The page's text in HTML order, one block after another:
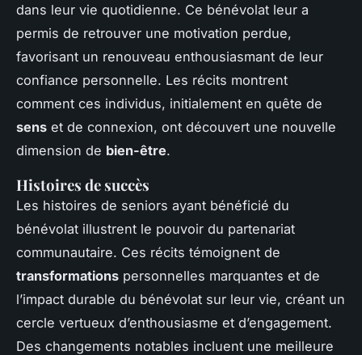
dans leur vie quotidienne. Ce bénévolat leur a
permis de retrouver une motivation perdue,
favorisant un renouveau enthousiasmant de leur
confiance personnelle. Les récits montrent
comment ces individus, initialement en quête de
sens et de connexion, ont découvert une nouvelle
dimension de bien-être.
Histoires de succès
Les histoires de seniors ayant bénéficié du
bénévolat illustrent le pouvoir du partenariat
communautaire. Ces récits témoignent de
transformations personnelles marquantes et de
l’impact durable du bénévolat sur leur vie, créant un
cercle vertueux d’enthousiasme et d’engagement.
Des changements notables incluent une meilleure